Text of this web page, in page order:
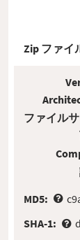
Zip ファイ
ファイル
MD5:
SHA-1: